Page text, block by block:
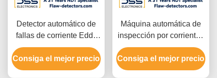
Detector automático de
fallas de corriente Eddy
de doble canal para
varillas de metal cortas
Consiga el mejor precio
Máquina automática de
inspección por corrientes
de Foucault de extremo
ODM SWT-610
Consiga el mejor precio